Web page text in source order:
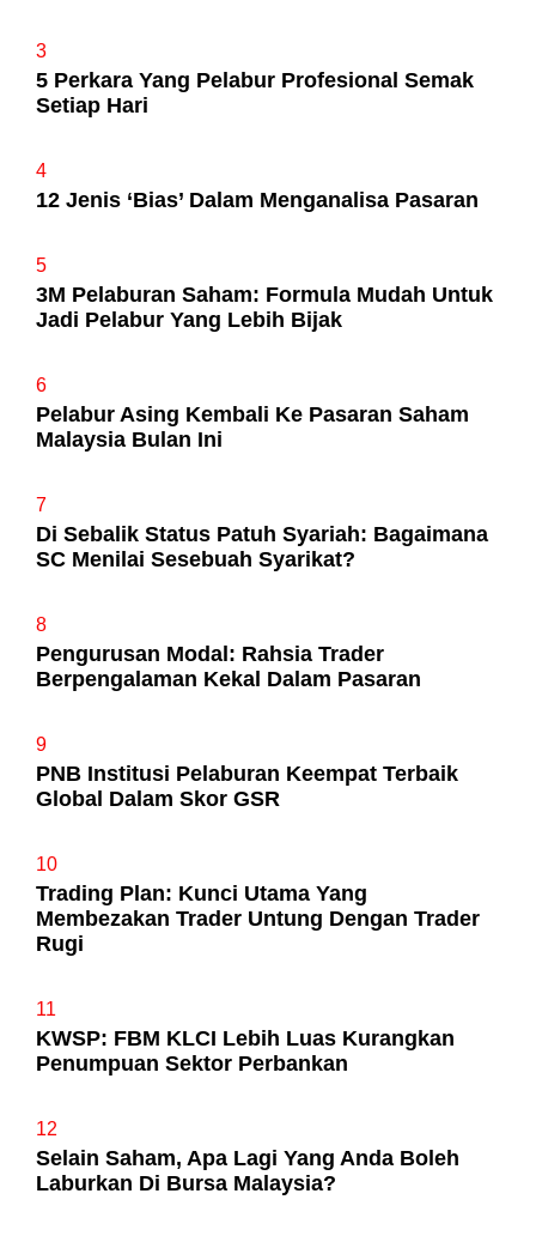
3
5 Perkara Yang Pelabur Profesional Semak
Setiap Hari
4
12 Jenis ‘Bias’ Dalam Menganalisa Pasaran
5
3M Pelaburan Saham: Formula Mudah Untuk
Jadi Pelabur Yang Lebih Bijak
6
Pelabur Asing Kembali Ke Pasaran Saham
Malaysia Bulan Ini
7
Di Sebalik Status Patuh Syariah: Bagaimana
SC Menilai Sesebuah Syarikat?
8
Pengurusan Modal: Rahsia Trader
Berpengalaman Kekal Dalam Pasaran
9
PNB Institusi Pelaburan Keempat Terbaik
Global Dalam Skor GSR
10
Trading Plan: Kunci Utama Yang
Membezakan Trader Untung Dengan Trader
Rugi
11
KWSP: FBM KLCI Lebih Luas Kurangkan
Penumpuan Sektor Perbankan
12
Selain Saham, Apa Lagi Yang Anda Boleh
Laburkan Di Bursa Malaysia?